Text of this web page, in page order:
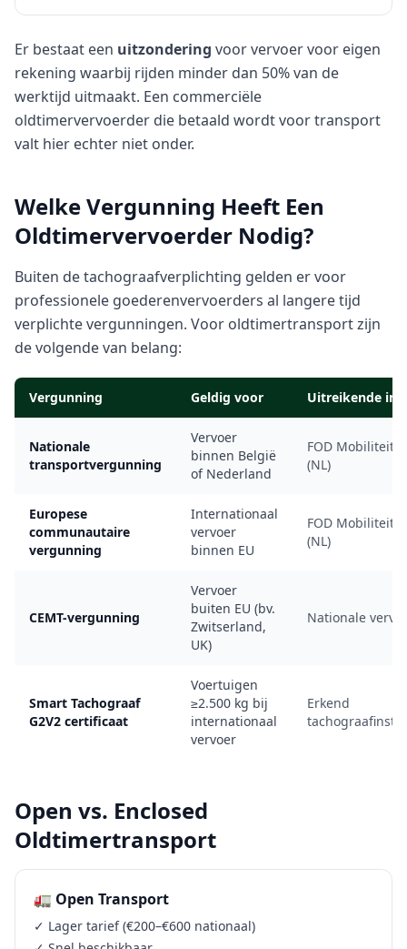
Er bestaat een uitzondering voor vervoer voor eigen
rekening waarbij rijden minder dan 50% van de
werktijd uitmaakt. Een commerciële
oldtimervervoerder die betaald wordt voor transport
valt hier echter niet onder.
Welke Vergunning Heeft Een
Oldtimervervoerder Nodig?
Buiten de tachograafverplichting gelden er voor
professionele goederenvervoerders al langere tijd
verplichte vergunningen. Voor oldtimertransport zijn
de volgende van belang:
Vergunning Geldig voor Uitreikende
Nationale
transportvergunning
Vervoer
binnen België
of Nederland
FOD Mobiliteit
(NL)
Europese
communautaire
vergunning
Internationaal
vervoer
binnen EU
FOD Mobiliteit
(NL)
CEMT-vergunning
Vervoer
buiten EU (bv.
Zwitserland,
UK)
Nationale
Smart Tachograaf
G2V2 certificaat
Voertuigen
≥2.500 kg bij
internationaal
vervoer
Erkend
Open vs. Enclosed
Oldtimertransport
🚛 Open Transport
✓ Lager tarief (€200–€600 nationaal)